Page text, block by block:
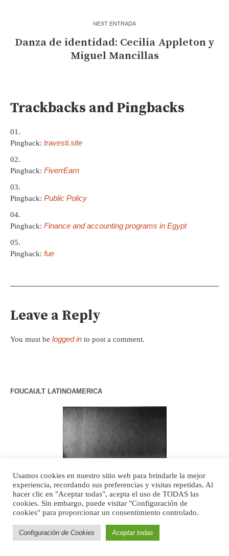
NEXT ENTRADA
Danza de identidad: Cecilia Appleton y
Miguel Mancillas
Trackbacks and Pingbacks
Pingback: travesti.site
Pingback: FiverrEarn
Pingback: Public Policy
Pingback: Finance and accounting programs in Egypt
Pingback: fue
Leave a Reply
You must be logged in to post a comment.
FOUCAULT LATINOAMERICA
Usamos cookies en nuestro sitio web para brindarle la mejor
experiencia, recordando sus preferencias y visitas repetidas. Al
hacer clic en "Aceptar todas", acepta el uso de TODAS las
cookies. Sin embargo, puede visitar "Configuración de
cookies" para proporcionar un consentimiento controlado.
Configuración de Cookies Aceptar todas